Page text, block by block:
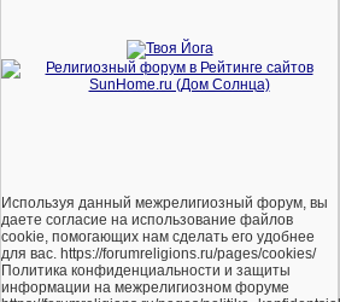
Используя данный межрелигиозный форум, вы
даете согласие на использование файлов
cookie, помогающих нам сделать его удобнее
для вас. https://forumreligions.ru/pages/cookies/
Политика конфиденциальности и защиты
информации на межрелигиозном форуме